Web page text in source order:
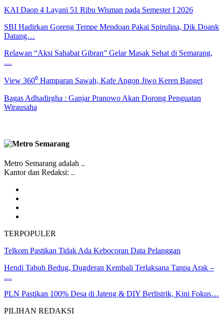
KAI Daop 4 Layani 51 Ribu Wisman pada Semester I 2026
SBI Hadirkan Goreng Tempe Mendoan Pakai Spirulina, Dik Doank
Datang…
Relawan “Aksi Sahabat Gibran” Gelar Masak Sehat di Semarang,
…
View 360⁰ Hamparan Sawah, Kafe Angon Jiwo Keren Banget
Bagas Adhadirgha : Ganjar Pranowo Akan Dorong Penguatan
Wirausaha
Metro Semarang adalah ..
Kantor dan Redaksi: ..
TERPOPULER
Telkom Pastikan Tidak Ada Kebocoran Data Pelanggan
Hendi Tabuh Bedug, Dugderan Kembali Terlaksana Tanpa Arak –
…
PLN Pastikan 100% Desa di Jateng & DIY Berlistrik, Kini Fokus…
PILIHAN REDAKSI